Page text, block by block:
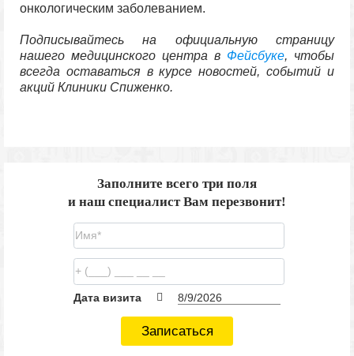
онкологическим заболеванием.
Подписывайтесь на официальную страницу
нашего медицинского центра в Фейсбуке, чтобы
всегда оставаться в курсе новостей, событий и
акций Клиники Спиженко.
Заполните всего три поля
и наш специалист Вам перезвонит!
Дата визита
Записаться